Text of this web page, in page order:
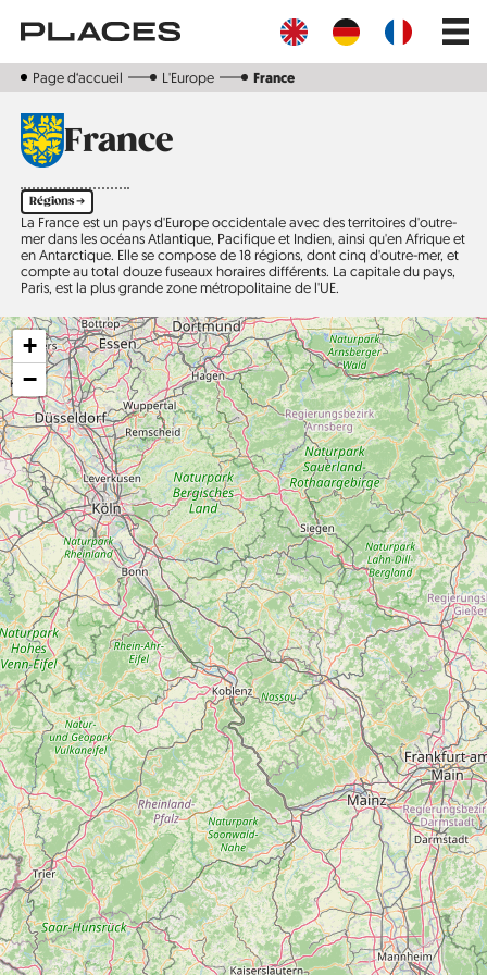
contenu
Main
Page d‘accueil L'Europe France
France
Régions ➔
La France est un pays d'Europe occidentale avec des territoires d'outre-
mer dans les océans Atlantique, Pacifique et Indien, ainsi qu'en Afrique et
en Antarctique. Elle se compose de 18 régions, dont cinq d'outre-mer, et
compte au total douze fuseaux horaires différents. La capitale du pays,
Paris, est la plus grande zone métropolitaine de l'UE.
+
−